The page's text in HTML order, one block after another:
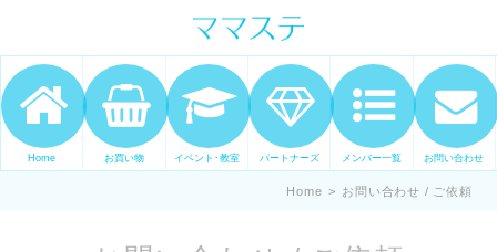
ママの才能発信します。 手づくり
表現ステージ ママステ スキル・セ
ンスを表現したいママが集まって
ます。
Home お買い物 イベント･教室 パートナーズ メンバー一覧 お問い合わせ
Home > お問い合わせ / ご依頼